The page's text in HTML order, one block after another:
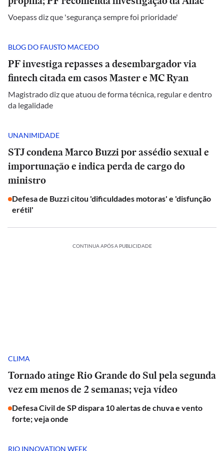
Voepass diz que 'segurança sempre foi prioridade'
BLOG DO FAUSTO MACEDO
PF investiga repasses a desembargador via
fintech citada em casos Master e MC Ryan
Magistrado diz que atuou de forma técnica, regular e dentro
da legalidade
UNANIMIDADE
STJ condena Marco Buzzi por assédio sexual e
importunação e indica perda de cargo do
ministro
Defesa de Buzzi citou 'dificuldades motoras' e 'disfunção
erétil'
CONTINUA APÓS A PUBLICIDADE
CLIMA
Tornado atinge Rio Grande do Sul pela segunda
vez em menos de 2 semanas; veja vídeo
Defesa Civil de SP dispara 10 alertas de chuva e vento
forte; veja onde
RIO INNOVATION WEEK